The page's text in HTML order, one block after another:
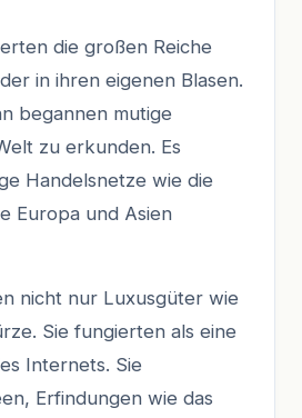
die großen Reiche
in ihren eigenen Blasen.
begannen mutige
zu erkunden. Es
Handelsnetze wie die
Europa und Asien
nicht nur Luxusgüter wie
Sie fungierten als eine
Internets. Sie
Erfindungen wie das